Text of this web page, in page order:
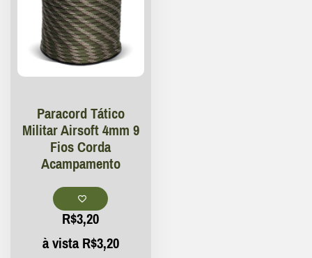
Paracord Tático
Militar Airsoft 4mm 9
Fios Corda
Acampamento
R$3,20
à vistaR$3,20